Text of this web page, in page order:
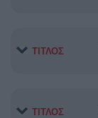
ΤΙΤΛΟΣ
ΤΙΤΛΟΣ